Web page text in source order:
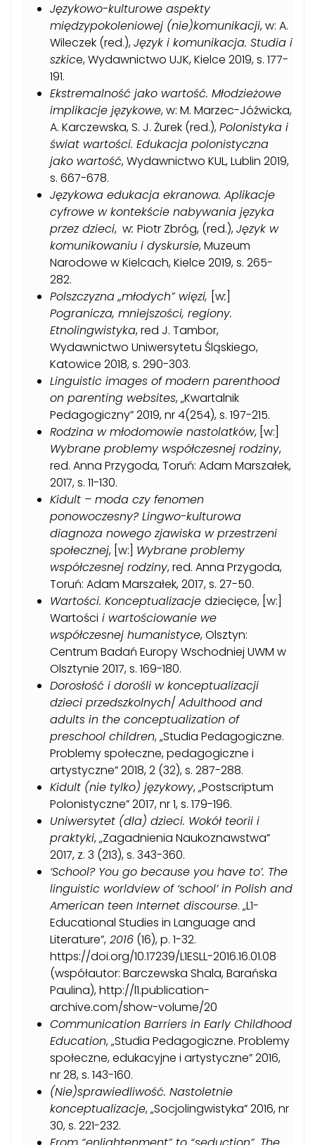
Językowo-kulturowe aspekty
międzypokoleniowej (nie)komunikacji, w: A.
Wileczek (red.),Język i komunikacja. Studia i
szkice, Wydawnictwo UJK,Kielce 2019,s. 177-
191.
Ekstremalność jako wartość. Młodzieżowe
implikacje językowe, w: M. Marzec-Jóźwicka,
A. Karczewska, S. J. Żurek (red.),Polonistyka i
świat wartości. Edukacja polonistyczna
jako wartość, Wydawnictwo KUL,Lublin 2019,
s. 667-678.
Językowa edukacja ekranowa. Aplikacje
cyfrowe w kontekście nabywania języka
przez dzieci, w: Piotr Zbróg, (red.),Język w
komunikowaniu i dyskursie, Muzeum
Narodowe w Kielcach,Kielce 2019,s. 265-
282.
Polszczyzna „młodych” więzi, [w:
Pogranicza, mniejszości, regiony.
Etnolingwistyka, red J. Tambor,
Wydawnictwo Uniwersytetu Śląskiego,
Katowice 2018, s. 290-303.
Linguistic images of modern parenthood
on parenting websites, „Kwartalnik
Pedagogiczny” 2019, nr 4(254), s. 197-215.
Rodzina w młodomowie nastolatków, [w:]
Wybrane problemy współczesnej rodziny,
red. Anna Przygoda, Toruń: Adam Marszałek,
2017, s. 11-130.
Kidult – moda czy fenomen
ponowoczesny? Lingwo-kulturowa
diagnoza nowego zjawiska w przestrzeni
społecznej, [w:] Wybrane problemy
współczesnej rodziny, red. Anna Przygoda,
Toruń: Adam Marszałek, 2017, s. 27-50.
Wartości. Konceptualizacje dziecięce, [w:]
Wartości i wartościowanie we
współczesnej humanistyce, Olsztyn:
Centrum Badań Europy Wschodniej UWM w
Olsztynie 2017, s. 169-180.
Dorosłość i dorośli w konceptualizacji
dzieci przedszkolnych/ Adulthood and
adults in the conceptualization of
preschool children, „Studia Pedagogiczne.
Problemy społeczne, pedagogiczne i
artystyczne” 2018, 2 (32), s. 287-288.
Kidult (nie tylko) językowy,„Postscriptum
Polonistyczne” 2017, nr 1, s. 179-196.
Uniwersytet (dla) dzieci. Wokół teorii i
praktyki, „Zagadnienia Naukoznawstwa”
2017, z. 3 (213), s. 343-360.
‘School? You go because you have to’. The
linguistic worldview of ‘school’ in Polish and
American teen Internet discourse. „L1-
Educational Studies in Language and
Literature”, 2016 (16), p. 1-32.
https://doi.org/10.17239/L1ESLL-2016.16.01.08
(współautor: Barczewska Shala, Barańska
Paulina), http://l1.publication-
archive.com/show-volume/20
Communication Barriers in Early Childhood
Education, „Studia Pedagogiczne. Problemy
społeczne, edukacyjne i artystyczne” 2016,
nr 28, s. 143-160.
(Nie)sprawiedliwość. Nastoletnie
konceptualizacje, „Socjolingwistyka” 2016, nr
30, s. 221-232.